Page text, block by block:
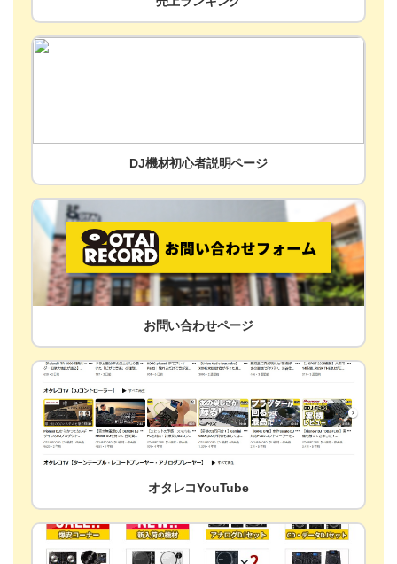
DJ機材初心者説明ページ
お問い合わせページ
オタレコYouTube